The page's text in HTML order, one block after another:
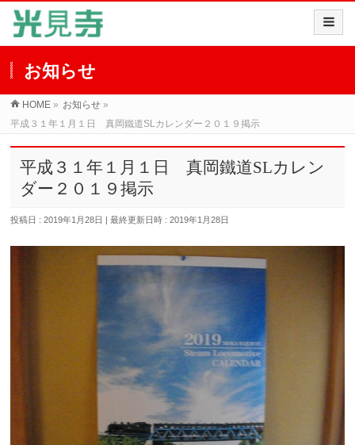
お知らせ
HOME » お知らせ »
平成３１年１月１日 真岡鐵道SLカレンダー２０１９掲示
平成３１年１月１日 真岡鐵道SLカレン
ダー２０１９掲示
投稿日 : 2019年1月28日 最終更新日時 : 2019年1月28日